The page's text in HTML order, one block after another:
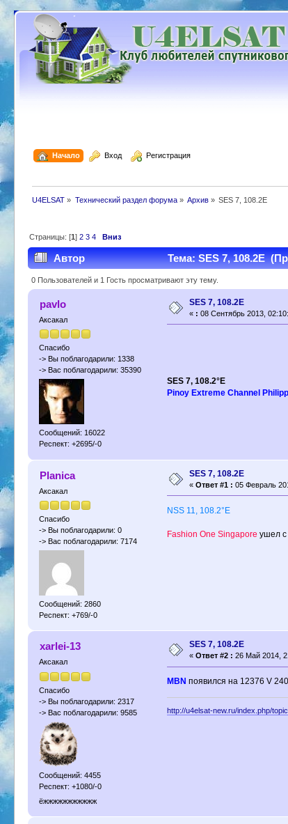
Начало Вход Регистрация
U4ELSAT » Технический раздел форума» Архив » SES 7, 108.2E
Страницы: [1]2 3 4 Вниз
Автор Тема: SES 7, 108.2E
0 Пользователей и 1 Гость просматривают эту тему.
pavlo
Аксакал
Спасибо
-> Вы поблагодарили: 1338
-> Вас поблагодарили: 35390
Сообщений: 16022
Респект: +2695/-0
SES 7, 108.2E
« : 08 Сентябрь 2013,
SES 7, 108.2°E
Pinoy Extreme Channel
Planica
Аксакал
Спасибо
-> Вы поблагодарили: 0
-> Вас поблагодарили: 7174
Сообщений: 2860
Респект: +769/-0
SES 7, 108.2E
«Ответ #1 : 05 Февраль
NSS 11, 108.2°E
Fashion One Singapore ушел с
xarlei-13
Аксакал
Спасибо
-> Вы поблагодарили: 2317
-> Вас поблагодарили: 9585
Сообщений: 4455
Респект: +1080/-0
ёжжжжжжжжжжж
SES 7, 108.2E
«Ответ #2 : 26 Май 2014,
MBN появился на 12376 V
http://u4elsat-new.ru/index.php/